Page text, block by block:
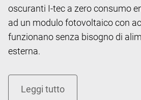
oscuranti I-tec a zero consumo
ad un modulo fotovoltaico con
funzionano senza bisogno di
esterna.